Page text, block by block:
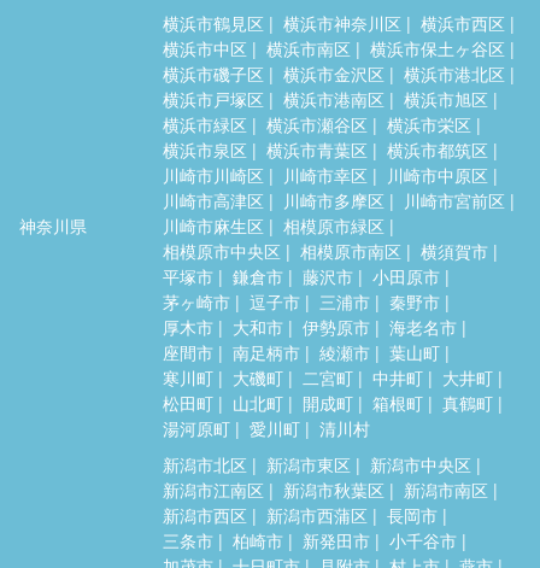
神奈川県
横浜市鶴見区 横浜市神奈川区
横浜市西区
横浜市中区
横浜市南区
横浜市保土ヶ谷区
横浜市磯子区
横浜市金沢区
横浜市港北区
横浜市戸塚区
横浜市港南区
横浜市旭区
横浜市緑区
横浜市瀬谷区
横浜市栄区
横浜市泉区
横浜市青葉区
横浜市都筑区
川崎市川崎区
川崎市幸区
川崎市中原区
川崎市高津区
川崎市多摩区
川崎市宮前区
川崎市麻生区
相模原市緑区
相模原市中央区
相模原市南区
横須賀市
平塚市
鎌倉市 藤沢市
小田原市
茅ヶ崎市
逗子市 三浦市
秦野市
厚木市
大和市 伊勢原市
海老名市
座間市
南足柄市 綾瀬市
葉山町
寒川町
大磯町 二宮町 中井町
大井町
松田町
山北町 開成町 箱根町
真鶴町
湯河原町
愛川町 清川村
新潟市北区 新潟市東区
新潟市中央区
新潟市江南区
新潟市秋葉区
新潟市南区
新潟市西区
新潟市西蒲区
長岡市
三条市
柏崎市 新発田市
小千谷市